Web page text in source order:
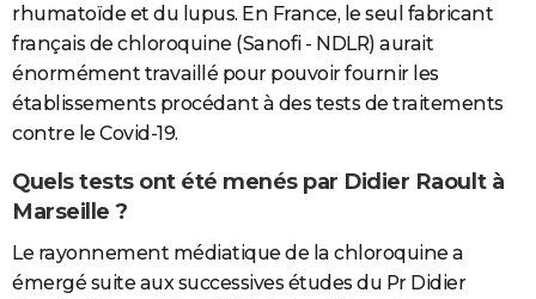
rhumatoïde et du lupus. En France, le seul fabricant
français de chloroquine (Sanofi - NDLR) aurait
énormément travaillé pour pouvoir fournir les
établissements procédant à des tests de traitements
contre le Covid-19.
Quels tests ont été menés par Didier Raoult à
Marseille ?
Le rayonnement médiatique de la chloroquine a
émergé suite aux successives études du Pr Didier